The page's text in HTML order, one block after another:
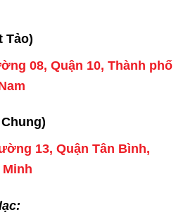
Tảo)
08, Quận 10, Thành phố
13, Quận Tân Bình,